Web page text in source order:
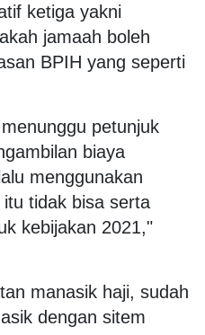
ketiga yakni
jamaah boleh
BPIH yang seperti
petunjuk
biaya
menggunakan
tidak bisa serta
kebijakan 2021,"
manasik haji, sudah
dengan sitem